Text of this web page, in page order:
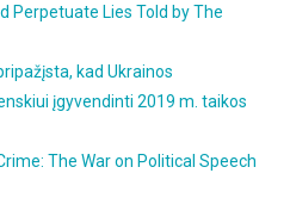
Perpetuate Lies Told by The
kad Ukrainos
įgyvendinti 2019 m. taikos
The War on Political Speech